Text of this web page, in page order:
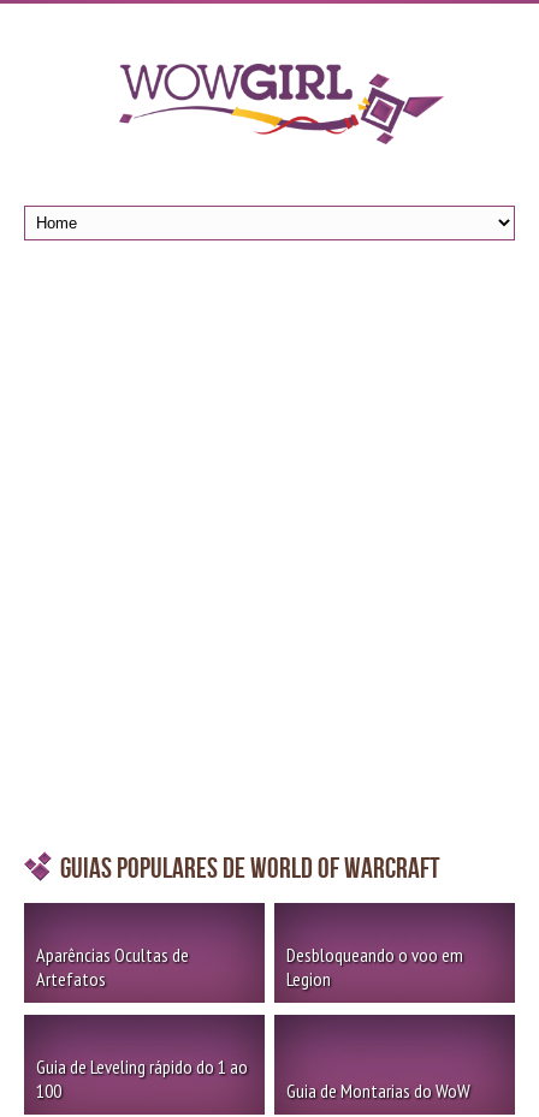
Guias Populares de World of Warcraft
Aparências Ocultas de
Artefatos
Desbloqueando o voo em
Legion
Guia de Leveling rápido do 1 ao
100
Guia de Montarias do WoW